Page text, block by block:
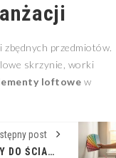
przedmiotów.
skrzynie, worki
loftowe w
post
JAK WYBRAĆ IDEALNE FARBY DO ŚCIAN? PORADNIK DLA TWOJEGO DOMU